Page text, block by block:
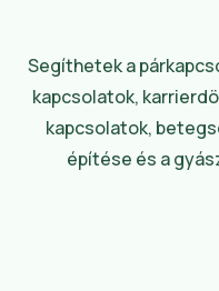
Segíthetek a
kapcsolatok,
kapcsolatok,
építése és a